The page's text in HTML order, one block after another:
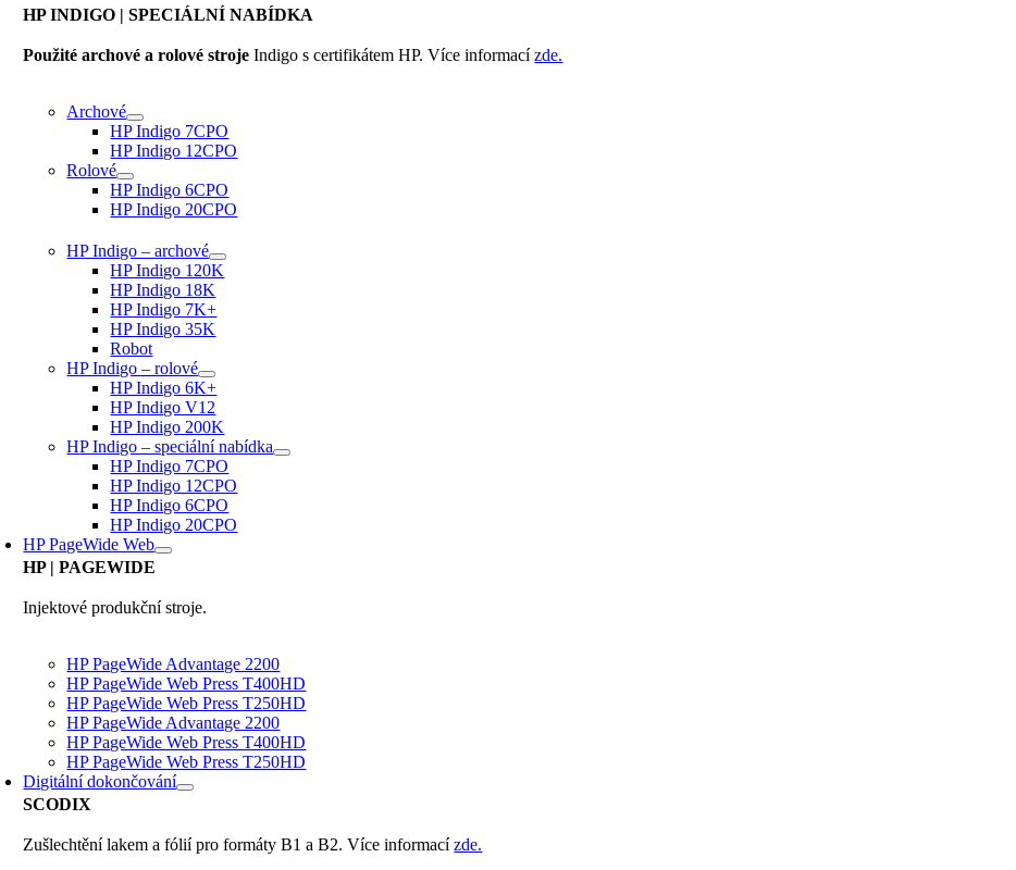
HP INDIGO | SPECIÁLNÍ NABÍDKA
Použité archové a rolové stroje Indigo s certifikátem HP. Více informacízde.
Archové
HP Indigo 7CPO
HP Indigo 12CPO
Rolové
HP Indigo 6CPO
HP Indigo 20CPO
HP Indigo – archové
HP Indigo 120K
HP Indigo 18K
HP Indigo 7K+
HP Indigo 35K
Robot
HP Indigo – rolové
HP Indigo 6K+
HP Indigo V12
HP Indigo 200K
HP Indigo – speciální nabídka
HP Indigo 7CPO
HP Indigo 12CPO
HP Indigo 6CPO
HP Indigo 20CPO
HP PageWide Web
HP| PAGEWIDE
Injektové produkční stroje.
HP PageWide Advantage 2200
HP PageWide Web Press T400HD
HP PageWide Web Press T250HD
HP PageWide Advantage 2200
HP PageWide Web Press T400HD
HP PageWide Web Press T250HD
Digitální dokončování
SCODIX
Zušlechtění lakem a fólií pro formáty B1 a B2. Více informacízde.